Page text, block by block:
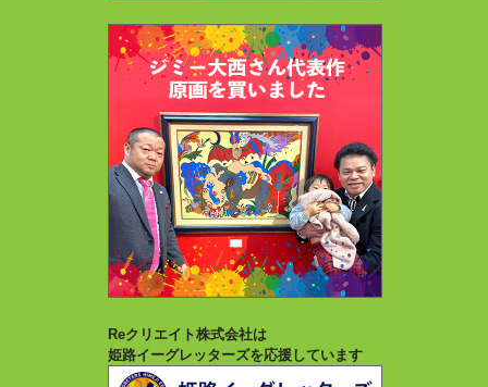
Reクリエイト株式会社は
姫路イーグレッターズを応援しています